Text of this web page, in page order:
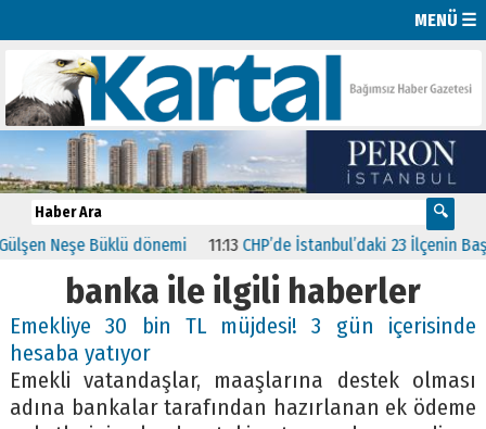
MENÜ ☰
Neşe Büklü dönemi 11:13 CHP’de İstanbul’daki 23 İlçenin
banka ile ilgili haberler
Emekliye 30 bin TL müjdesi! 3 gün içerisinde
hesaba yatıyor
Emekli vatandaşlar, maaşlarına destek olması
adına bankalar tarafından hazırlanan ek ödeme